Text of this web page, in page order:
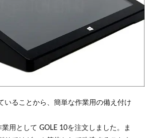
いることから、簡単な作業用の備え付け
用として GOLE 10を注文しました。ま